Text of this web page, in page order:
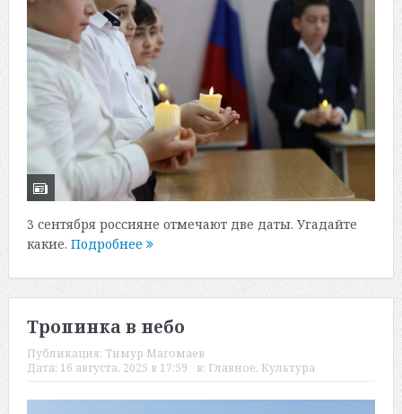
3 сентября россияне отмечают две даты. Угадайте
какие. Подробнее
Тропинка в небо
Публикация: Тимур Магомаев
Дата: 16 августа, 2025 в 17:59 в: Главное, Культура